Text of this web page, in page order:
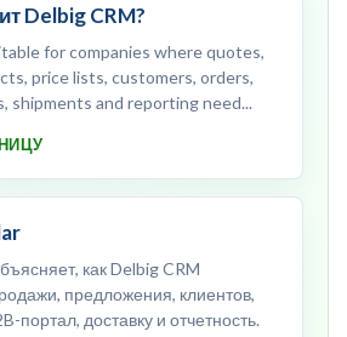
Delbig CRM?
for companies where quotes,
price lists, customers, orders,
shipments and reporting need...
как Delbig CRM
предложения, клиентов,
портал, доставку и отчетность.